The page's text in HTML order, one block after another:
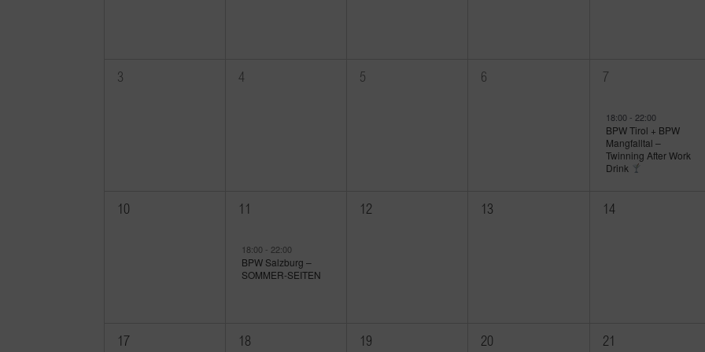
0
3
0
4
0
5
0
6
1
7
18:00 - 22:00
BPW Tirol + BPW
Mangfalltal –
Twinning After Work
Drink
010
111
18:00 -22:00
BPW Salzburg –
SOMMER-SEITEN
012
013
014
017
018
019
0
20
0
21